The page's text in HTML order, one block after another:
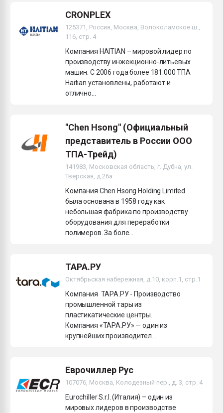
CRONPLEX
125371, Россия, Москва, Волоколамское ш.,
116, стр. 4
Компания HAITIAN – мировой лидер по
производству инжекционно-литьевых
машин. С 2006 года более 181.000 ТПА
Haitian установлены, работают и
отлично...
"Chen Hsong" (Официальный
представитель в России ООО
ТПА-Трейд)
141983, Московская область, г. Дубна, ул.
Тверская, д.26а
Компания Chen Hsong Holding Limited
была основана в 1958 году как
небольшая фабрика по производству
оборудования для переработки
полимеров. За боле...
ТАРА.РУ
Октябрьская набережная, д.10, корп.1, стр.1
Компания ТАРА.РУ - Производство
промышленной тары из
пластикатические центры.
Компания «ТАРА.РУ» — один из
крупнейших производител...
Еврочиллер Рус
107076, Москва, Колодезный пер., д. 3, стр. 4
Eurochiller S.r.l. (Италия) – один из
мировых лидеров в производстве